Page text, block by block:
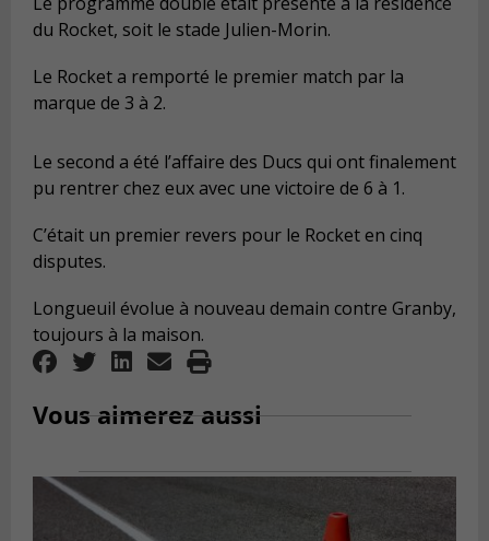
du Rocket, soit le stade Julien-Morin.
Le Rocket a remporté le premier match par la
marque de 3 à 2.
Le second a été l’affaire des Ducs qui ont finalement
pu rentrer chez eux avec une victoire de 6 à 1.
C’était un premier revers pour le Rocket en cinq
disputes.
Longueuil évolue à nouveau demain contre Granby,
toujours à la maison.
Vous aimerez aussi